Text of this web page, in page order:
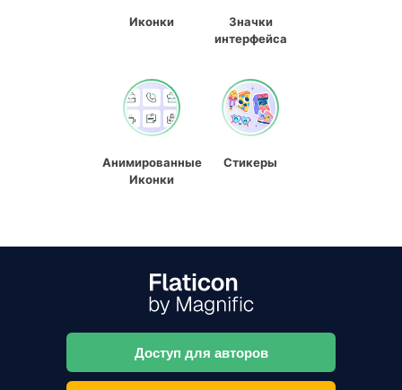
Иконки
Значки
интерфейса
Анимированные
Иконки
Стикеры
Доступ для авторов